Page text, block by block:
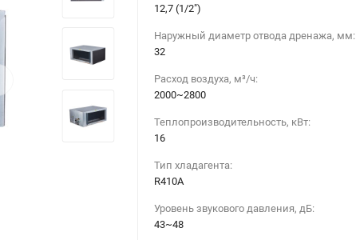
12,7 (1/2")
Наружный диаметр отвода дренажа, мм:
32
Расход воздуха, м³/ч:
2000~2800
Теплопроизводительность, кВт:
16
Тип хладагента:
R410A
Уровень звукового давления, дБ:
43~48